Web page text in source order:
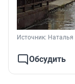
Источник: Наталья
Обсудить